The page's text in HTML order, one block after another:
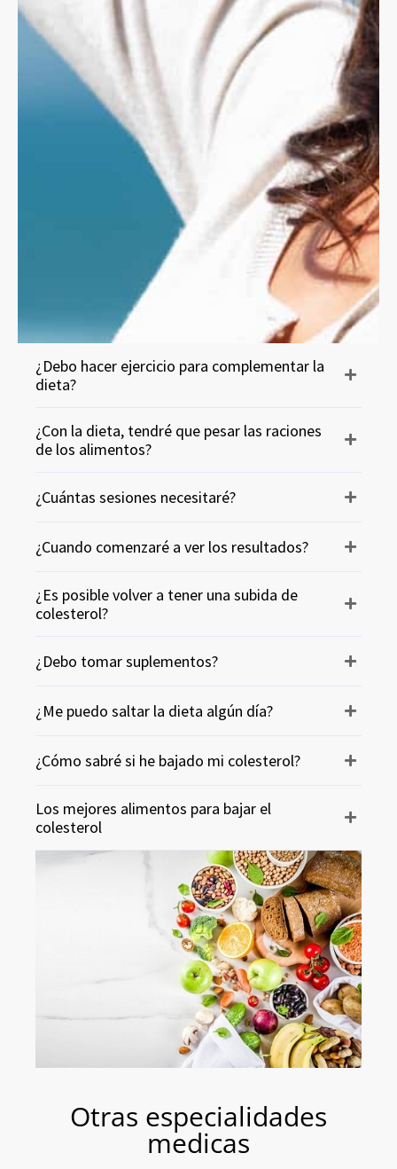
¿Debo hacer ejercicio para complementar la
dieta?
¿Con la dieta, tendré que pesar las raciones
de los alimentos?
¿Cuántas sesiones necesitaré?
¿Cuando comenzaré a ver los resultados?
¿Es posible volver a tener una subida de
colesterol?
¿Debo tomar suplementos?
¿Me puedo saltar la dieta algún día?
¿Cómo sabré si he bajado mi colesterol?
Los mejores alimentos para bajar el
colesterol
Otras especialidades
medicas